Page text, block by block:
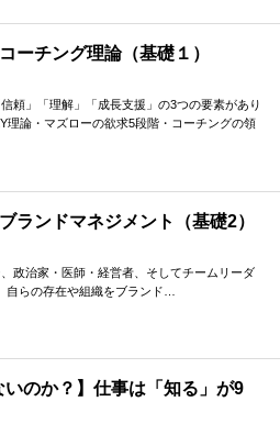
ーチング理論（基礎１）
頼」「理解」「成長支援」の3つの要素があり
理論・マズローの欲求5段階・コーチングの領
る知識の習得にとどまらず、現場で直面する
ランドマネジメント（基礎2）
政治家・医師・経営者、そしてチームリーダ
自らの存在や組織をブランド…
いのか？】仕事は「知る」が9